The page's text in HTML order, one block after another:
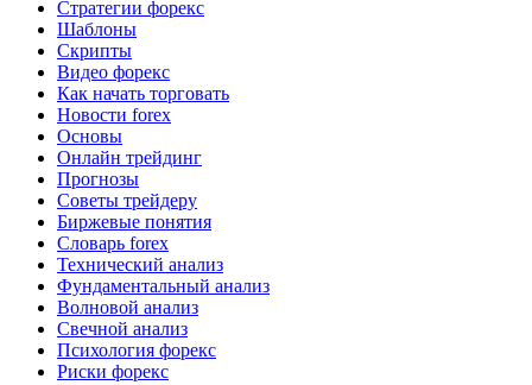
Стратегии форекс
Шаблоны
Скрипты
Видео форекс
Как начать торговать
Новости forex
Основы
Онлайн трейдинг
Прогнозы
Советы трейдеру
Биржевые понятия
Словарь forex
Технический анализ
Фундаментальный анализ
Волновой анализ
Свечной анализ
Психология форекс
Риски форекс